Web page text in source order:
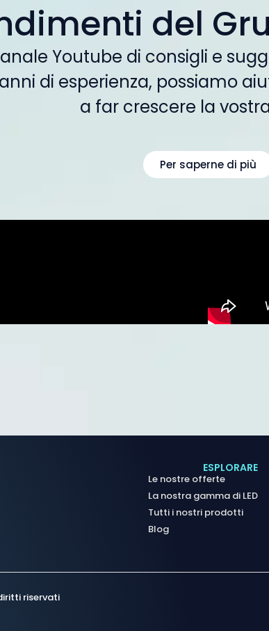
del
Youtube di consigli e
di esperienza, possiamo
a far crescere la
Per saperne di più
ESPLORARE
Le nostre offerte
La nostra gamma di LED
Tutti i nostri prodotti
Blog
riservati